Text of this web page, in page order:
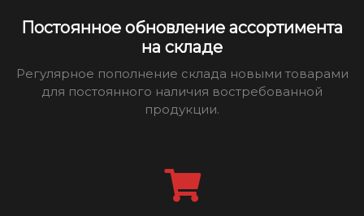
Постоянное обновление ассортимента
на складе
Регулярное пополнение склада новыми товарами
для постоянного наличия востребованной
продукции.